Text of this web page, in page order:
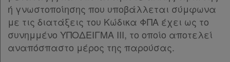
ή γνωστοποίησης που υποβάλλεται σύμφωνα
με τις διατάξεις του Κώδικα ΦΠΑ έχει ως το
συνημμένο ΥΠΟΔΕΙΓΜΑ ΙΙΙ, το οποίο αποτελεί
αναπόσπαστο μέρος της παρούσας.